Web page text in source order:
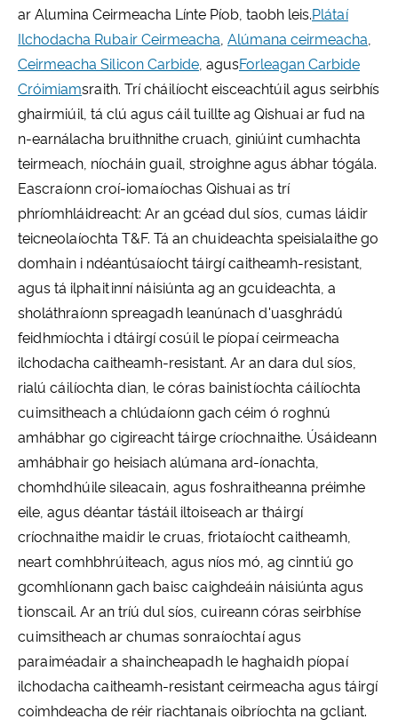
ar Alumina Ceirmeacha Línte Píob, taobh leis.Plátaí
Ilchodacha Rubair Ceirmeacha, Alúmana ceirmeacha,
Ceirmeacha Silicon Carbide, agusForleagan Carbide
Cróimiamsraith. Trí cháilíocht eisceachtúil agus seirbhís
ghairmiúil, tá clú agus cáil tuillte ag Qishuai ar fud na
n-earnálacha bruithnithe cruach, giniúint cumhachta
teirmeach, níocháin guail, stroighne agus ábhar tógála.
Eascraíonn croí-iomaíochas Qishuai as trí
phríomhláidreacht: Ar an gcéad dul síos, cumas láidir
teicneolaíochta T&F. Tá an chuideachta speisialaithe go
domhain i ndéantúsaíocht táirgí caitheamh-resistant,
agus tá ilphaitinní náisiúnta ag an gcuideachta, a
sholáthraíonn spreagadh leanúnach d'uasghrádú
feidhmíochta i dtáirgí cosúil le píopaí ceirmeacha
ilchodacha caitheamh-resistant. Ar an dara dul síos,
rialú cáilíochta dian, le córas bainistíochta cáilíochta
cuimsitheach a chlúdaíonn gach céim ó roghnú
amhábhar go cigireacht táirge críochnaithe. Úsáideann
amhábhair go heisiach alúmana ard-íonachta,
chomhdhúile sileacain, agus foshraitheanna préimhe
eile, agus déantar tástáil iltoiseach ar tháirgí
críochnaithe maidir le cruas, friotaíocht caitheamh,
neart comhbhrúiteach, agus níos mó, ag cinntiú go
gcomhlíonann gach baisc caighdeáin náisiúnta agus
tionscail. Ar an tríú dul síos, cuireann córas seirbhíse
cuimsitheach ar chumas sonraíochtaí agus
paraiméadair a shaincheapadh le haghaidh píopaí
ilchodacha caitheamh-resistant ceirmeacha agus táirgí
coimhdeacha de réir riachtanais oibríochta na gcliant.